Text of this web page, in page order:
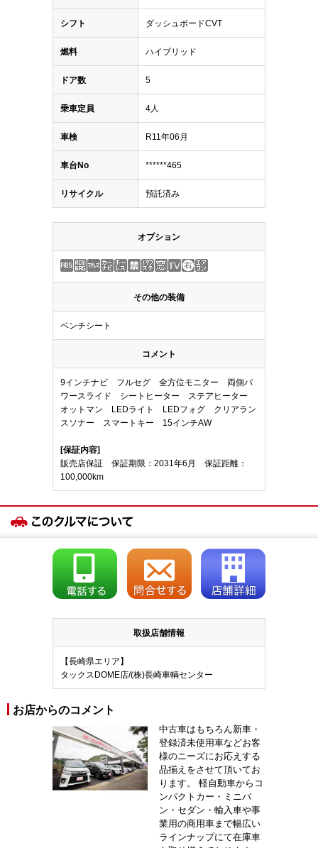
シフト ダッシュボードCVT
燃料 ハイブリッド
ドア数 5
乗車定員 4人
車検 R11年06月
車台No ******465
リサイクル 預託済み
オプション
その他の装備
ベンチシート
コメント
9インチナビ フルセグ 全方位モニター 両側パ
ワースライド シートヒーター ステアヒーター
オットマン LEDライト LEDフォグ クリアラン
スソナー スマートキー 15インチAW
[保証内容]
販売店保証 保証期限：2031年6月 保証距離：
100,000km
取扱店舗情報
【長崎県エリア】
タックスDOME店/(株)長崎車輌センター
お店からのコメント
中古車はもちろん新車・
登録済未使用車などお客
様のニーズにお応えする
品揃えをさせて頂いてお
ります。 軽自動車からコ
ンパクトカー・ミニバ
ン・セダン・輸入車や事
業用の商用車まで幅広い
ラインナップにて在庫車